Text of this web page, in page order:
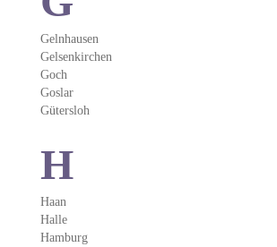
Gelnhausen
Gelsenkirchen
Goch
Goslar
Gütersloh
H
Haan
Halle
Hamburg